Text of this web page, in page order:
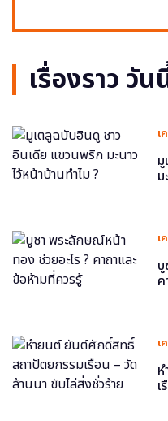
เรื่องราว วัน
เ
ม
เ
เ